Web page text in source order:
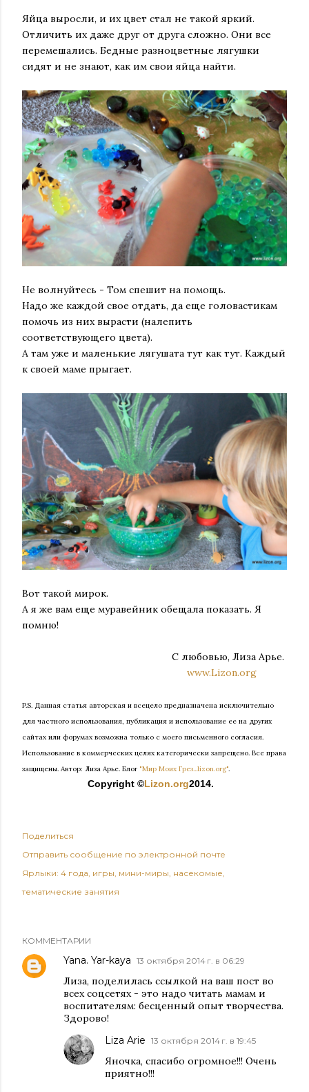
Яйца выросли, и их цвет стал не такой яркий.
Отличить их даже друг от друга сложно. Они все
перемешались. Бедные разноцветные лягушки
сидят и не знают, как им свои яйца найти.
Не волнуйтесь - Том спешит на помощь.
Надо же каждой свое отдать, да еще головастикам
помочь из них вырасти (налепить
соответствующего цвета).
А там уже и маленькие лягушата тут как тут. Каждый
к своей маме прыгает.
Вот такой мирок.
А я же вам еще муравейник обещала показать. Я
помню!
С любовью, Лиза Арье.
www.Lizon.org
P.S. Данная статья авторская и всецело предназначена исключительно
для частного использования, публикация и использование ее на других
сайтах или форумах возможна только с моего письменного согласия.
Использование в коммерческих целях категорически запрещено. Все права
защищены. Автор: Лиза Арье. Блог "Мир Моих Грез...lizon.org".
Copyright ©Lizon.org2014.
Поделиться
Отправить сообщение по электронной почте
Ярлыки: 4 года игры мини-миры насекомые
тематические занятия
КОММЕНТАРИИ
Yana. Yar-kaya 13 октября 2014 г. в 06:29
Лиза, поделилась ссылкой на ваш пост во
всех соцсетях - это надо читать мамам и
воспитателям: бесценный опыт творчества.
Здорово!
Liza Arie 13 октября 2014 г. в 19:45
Яночка, спасибо огромное!!! Очень
приятно!!!